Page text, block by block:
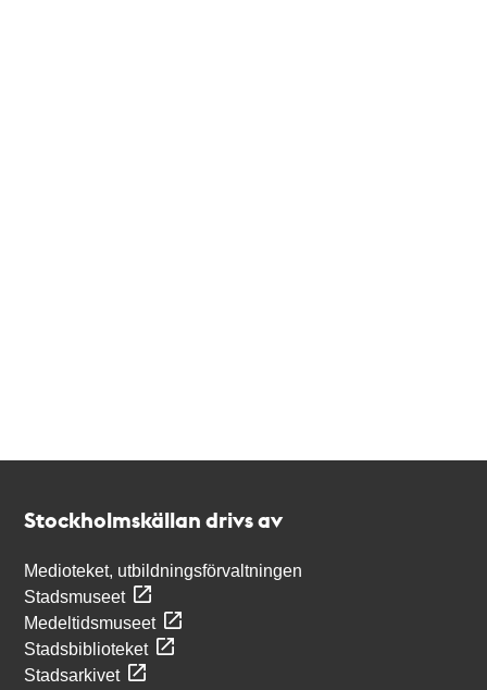
Stockholmskällan drivs av
Medioteket, utbildningsförvaltningen
Stadsmuseet
Medeltidsmuseet
Stadsbiblioteket
Stadsarkivet